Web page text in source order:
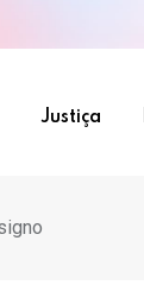
Justiça